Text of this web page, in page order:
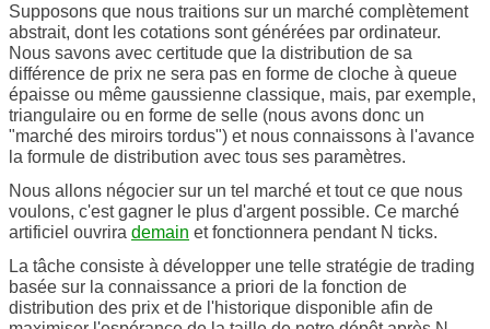
Supposons que nous traitions sur un marché complètement
abstrait, dont les cotations sont générées par ordinateur.
Nous savons avec certitude que la distribution de sa
différence de prix ne sera pas en forme de cloche à queue
épaisse ou même gaussienne classique, mais, par exemple,
triangulaire ou en forme de selle (nous avons donc un
"marché des miroirs tordus") et nous connaissons à l'avance
la formule de distribution avec tous ses paramètres.
Nous allons négocier sur un tel marché et tout ce que nous
voulons, c'est gagner le plus d'argent possible. Ce marché
artificiel ouvrira demain et fonctionnera pendant N ticks.
La tâche consiste à développer une telle stratégie de trading
basée sur la connaissance a priori de la fonction de
distribution des prix et de l'historique disponible afin de